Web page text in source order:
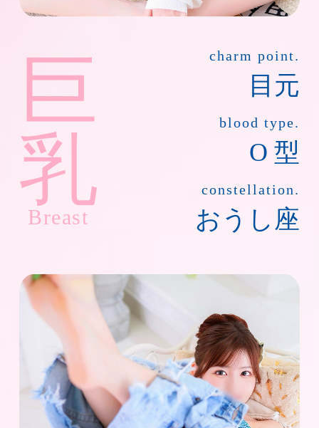
charm point.
目元
blood type.
O 型
constellation.
おうし座
巨
乳
Breast